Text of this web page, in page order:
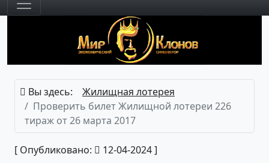
Вы здесь:
Жилищная лотерея
Проверить билет Жилищной лотереи 226
тираж от 26 марта 2017
[ Опубликовано: 12-04-2024 ]